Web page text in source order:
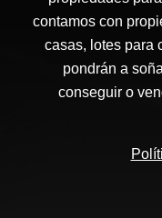
contamos con
casas, lotes para
pondrán a
conseguir o